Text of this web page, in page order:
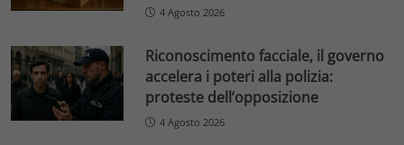
4 Agosto 2026
Riconoscimento facciale, il governo
accelera i poteri alla polizia:
proteste dell’opposizione
4 Agosto 2026